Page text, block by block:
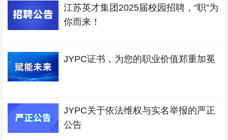
江苏英才集团2025届校园招聘，“职”为
你而来！
JYPC证书，为您的职业价值郑重加冕
JYPC关于依法维权与实名举报的严正
公告